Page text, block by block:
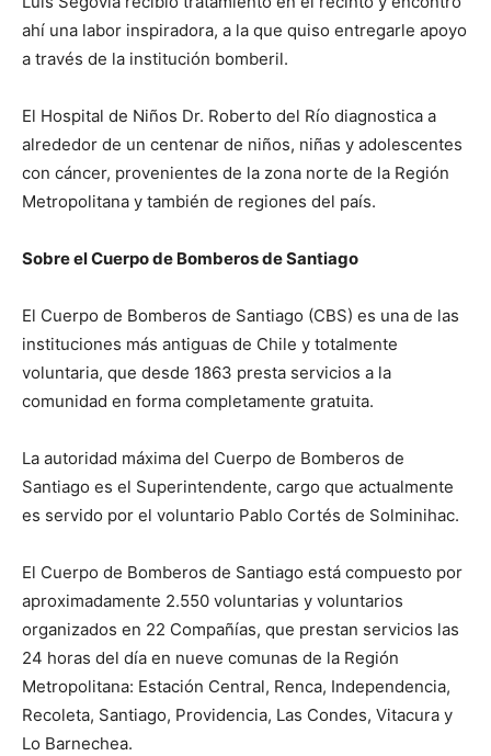
ahí una labor inspiradora, a la que quiso entregarle apoyo
a través de la institución bomberil.
El Hospital de Niños Dr. Roberto del Río diagnostica a
alrededor de un centenar de niños, niñas y adolescentes
con cáncer, provenientes de la zona norte de la Región
Metropolitana y también de regiones del país.
Sobre el Cuerpo de Bomberos de Santiago
El Cuerpo de Bomberos de Santiago (CBS) es una de las
instituciones más antiguas de Chile y totalmente
voluntaria, que desde 1863 presta servicios a la
comunidad en forma completamente gratuita.
La autoridad máxima del Cuerpo de Bomberos de
Santiago es el Superintendente, cargo que actualmente
es servido por el voluntario Pablo Cortés de Solminihac.
El Cuerpo de Bomberos de Santiago está compuesto por
aproximadamente 2.550 voluntarias y voluntarios
organizados en 22 Compañías, que prestan servicios las
24 horas del día en nueve comunas de la Región
Metropolitana: Estación Central, Renca, Independencia,
Recoleta, Santiago, Providencia, Las Condes, Vitacura y
Lo Barnechea.